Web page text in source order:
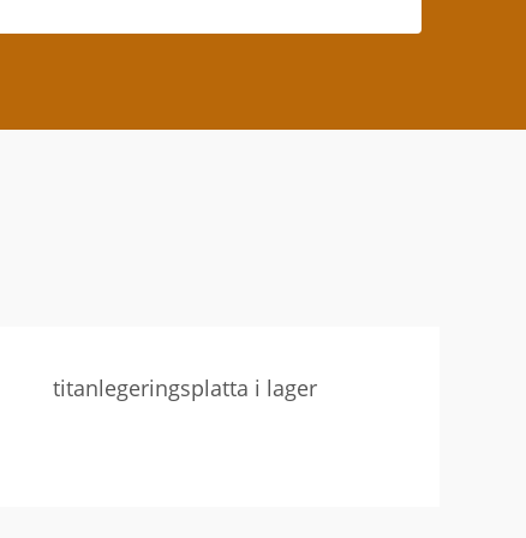
titanlegeringsplatta i lager